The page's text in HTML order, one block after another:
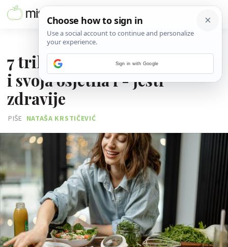
7 trikova kako 'prevariti sebe'
i svoja osjetila i - jesti
zdravije
PIŠE NATAŠA KRSTIČEVIĆ
Sign in with Google